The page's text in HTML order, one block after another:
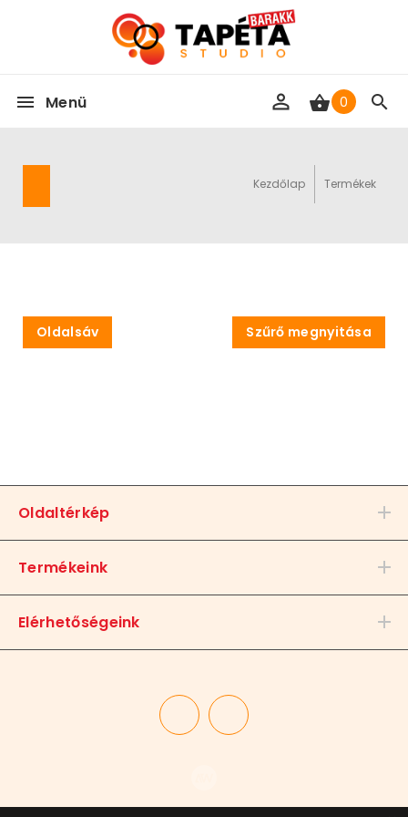
Menü 0
Kezdőlap Termékek
Oldalsáv Szűrő megnyitása
Oldaltérkép
Termékeink
Elérhetőségeink